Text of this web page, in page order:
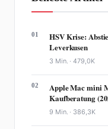
01
HSV Krise:
Leverkusen
3 Min. ·479,0K
02
Apple Mac mini
Kaufberatung
9 Min. · 386,3K